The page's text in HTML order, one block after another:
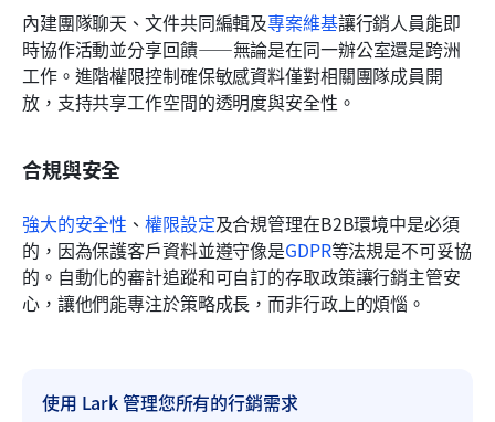
內建團隊聊天、文件共同編輯及專案維基讓行銷人員能即
時協作活動並分享回饋——無論是在同一辦公室還是跨洲
工作。進階權限控制確保敏感資料僅對相關團隊成員開
放，支持共享工作空間的透明度與安全性。
合規與安全
強大的安全性 、權限設定及合規管理在B2B環境中是必須
的，因為保護客戶資料並遵守像是GDPR等法規是不可妥協
的。自動化的審計追蹤和可自訂的存取政策讓行銷主管安
心，讓他們能專注於策略成長，而非行政上的煩惱。
使用 Lark 管理您所有的行銷需求